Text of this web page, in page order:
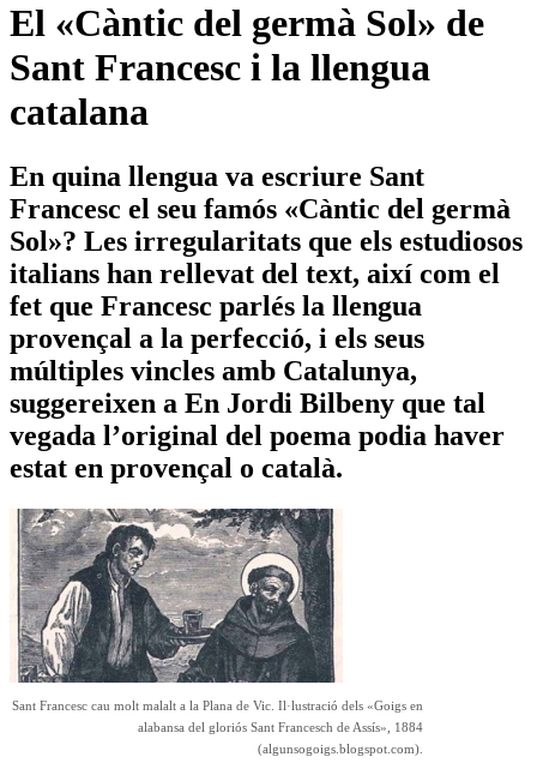
El «Càntic del germà Sol» de
Sant Francesc i la llengua
catalana
En quina llengua va escriure Sant
Francesc el seu famós «Càntic del germà
Sol»? Les irregularitats que els estudiosos
italians han rellevat del text, així com el
fet que Francesc parlés la llengua
provençal a la perfecció, i els seus
múltiples vincles amb Catalunya,
suggereixen a En Jordi Bilbeny que tal
vegada l’original del poema podia haver
estat en provençal o català.
Sant Francesc cau molt malalt a la Plana de Vic. Il·lustració dels «Goigs en
alabansa del gloriós Sant Francesch de Assís», 1884
(algunsogoigs.blogspot.com).